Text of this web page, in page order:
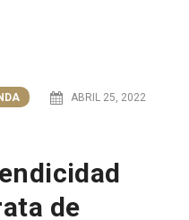
ABRIL 25, 2022
de